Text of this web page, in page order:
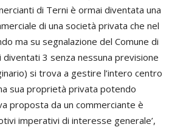
di Terni è ormai diventata una
di una società privata che nel
ma su segnalazione del Comune di
3 senza nessuna previsione
si trova a gestire l’intero centro
sua proprietà privata potendo
proposta da un commerciante è
imperativi di interesse generale’,